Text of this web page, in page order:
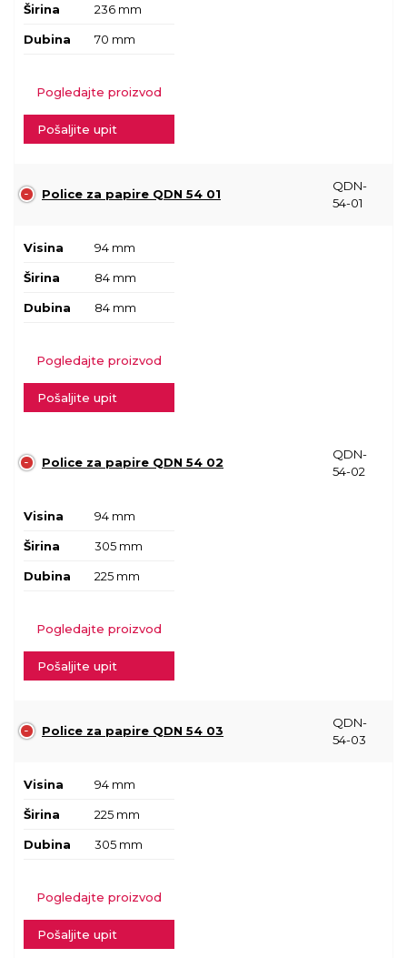
Širina 236 mm
Dubina 70 mm
Pogledajte proizvod
Pošaljite upit
Police za papire QDN 54 01
QDN-
54-01
Visina 94 mm
Širina 84 mm
Dubina 84 mm
Pogledajte proizvod
Pošaljite upit
Police za papire QDN 54 02
QDN-
54-02
Visina 94 mm
Širina 305 mm
Dubina 225 mm
Pogledajte proizvod
Pošaljite upit
Police za papire QDN 54 03
QDN-
54-03
Visina 94 mm
Širina 225 mm
Dubina 305 mm
Pogledajte proizvod
Pošaljite upit